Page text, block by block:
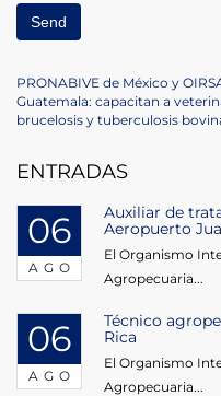
Navegación
de
entradas
Previous
Post
PRONABIVE de México y
Next
Post
Guatemala: capacitan a
brucelosis y tuberculosis
ENTRADAS
06
AGO
Auxiliar de
Aeropuerto
El Organismo
Agropecuaria...
06
AGO
Técnico
Rica
El Organismo
Agropecuaria...